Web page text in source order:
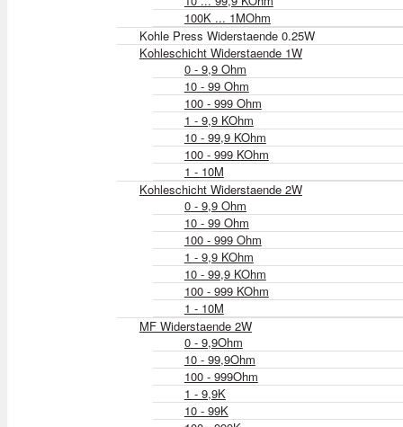
100K ... 1MOhm
Kohle Press Widerstaende 0.25W
Kohleschicht Widerstaende 1W
0 - 9,9 Ohm
10 - 99 Ohm
100 - 999 Ohm
1 - 9,9 KOhm
10 - 99,9 KOhm
100 - 999 KOhm
1 - 10M
Kohleschicht Widerstaende 2W
0 - 9,9 Ohm
10 - 99 Ohm
100 - 999 Ohm
1 - 9,9 KOhm
10 - 99,9 KOhm
100 - 999 KOhm
1 - 10M
MF Widerstaende 2W
0 - 9,9Ohm
10 - 99,9Ohm
100 - 999Ohm
1 - 9,9K
10 - 99K